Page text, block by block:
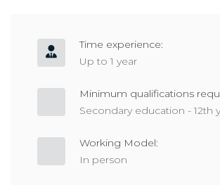
Time experience:
Up to 1 year
Minimum qualifications
Secondary education - 12th
Working Model:
In person